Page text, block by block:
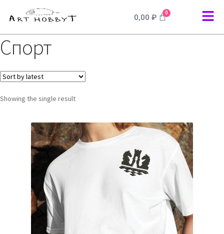
0,00 ₽
0
Спорт
Showing the single result